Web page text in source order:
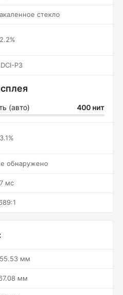
стекло
P3
(авто) 400 нит
обнаружено
мс
мм
мм